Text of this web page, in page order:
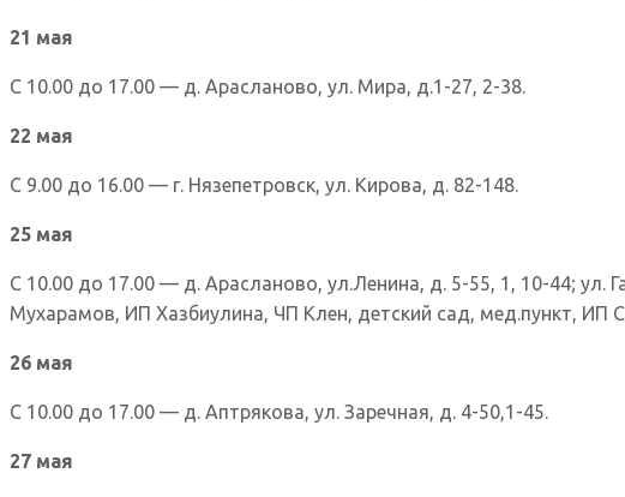
21 мая
С 10.00 до 17.00 — д. Арасланово, ул. Мира, д.1-27, 2-38.
22 мая
С 9.00 до 16.00 — г. Нязепетровск, ул. Кирова, д. 82-148.
25 мая
С 10.00 до 17.00 — д. Арасланово, ул.Ленина, д. 5-55, 1, 10-44; ул.
Мухарамов, ИП Хазбиулина, ЧП Клен, детский сад, мед.пункт, ИП
26 мая
С 10.00 до 17.00 — д. Аптрякова, ул. Заречная, д. 4-50,1-45.
27 мая